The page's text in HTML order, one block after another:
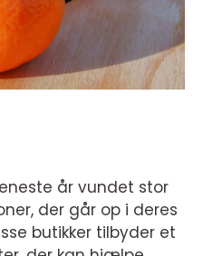
år vundet stor
der går op i deres
butikker tilbyder et